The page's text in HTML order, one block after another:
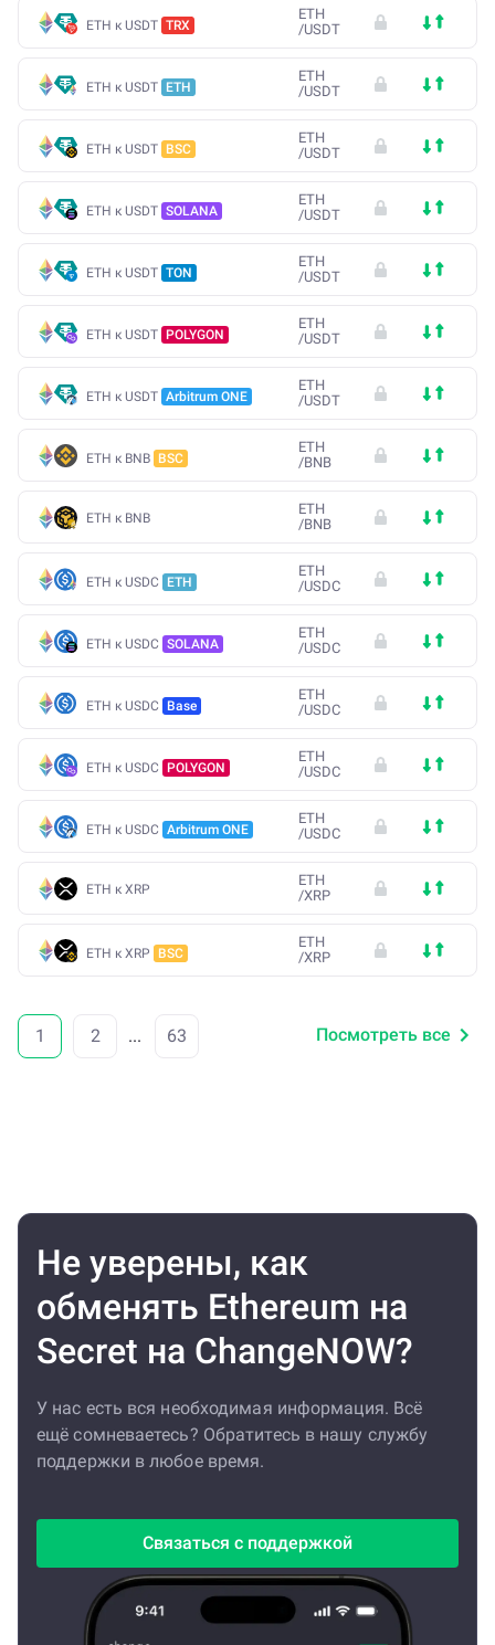
ETH к USDT TRX
ETH
/USDT
ETH к USDT ETH
ETH
/USDT
ETH к USDT BSC
ETH
/USDT
ETH к USDT SOLANA
ETH
/USDT
ETH к USDT TON
ETH
/USDT
ETH к USDT POLYGON
ETH
/USDT
ETH к USDT Arbitrum ONE
ETH
/USDT
ETH к BNB BSC
ETH
/BNB
ETH к BNB
ETH
/BNB
ETH к USDC ETH
ETH
/USDC
ETH к USDC SOLANA
ETH
/USDC
ETH к USDC Base
ETH
/USDC
ETH к USDC POLYGON
ETH
/USDC
ETH к USDC Arbitrum ONE
ETH
/USDC
ETH к XRP
ETH
/XRP
ETH к XRP BSC
ETH
/XRP
1 2 ... 63 Посмотреть все
Не уверены, как
обменять Ethereum на
Secret на ChangeNOW?
У нас есть вся необходимая информация. Всё
ещё сомневаетесь? Обратитесь в нашу службу
поддержки в любое время.
Связаться с поддержкой